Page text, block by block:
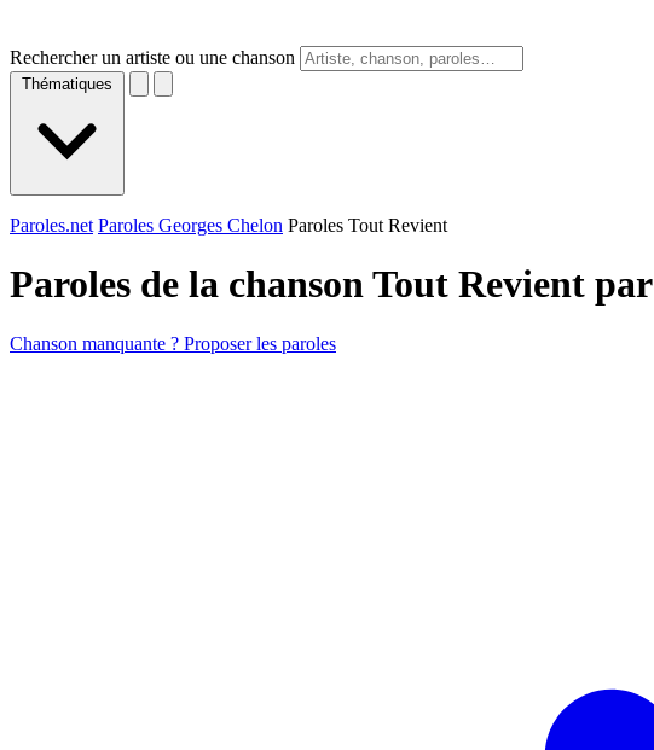
Rechercher un artiste ou une chanson
Thématiques
Paroles.net Paroles Georges Chelon Paroles Tout Revient
Paroles de la chanson Tout Revient par
Chanson manquante ? Proposer les paroles